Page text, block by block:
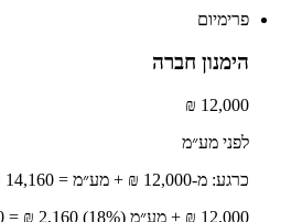
פרימיום
הימנון חברה
12,000 ₪
לפני מע״מ
כרגע: מ-12,000 ₪ + מע״מ = 14,160 ₪
12,000 ₪ + מע״מ (18%) 2,160
₪ =